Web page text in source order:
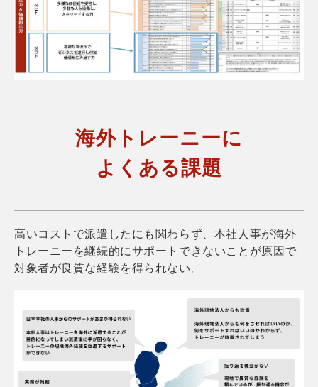
海外トレーニーに
よくある課題
高いコストで派遣したにも関わらず、本社人事が海外
トレーニーを継続的にサポートできないことが原因で​
対象者が良質な経験を得られない​​。